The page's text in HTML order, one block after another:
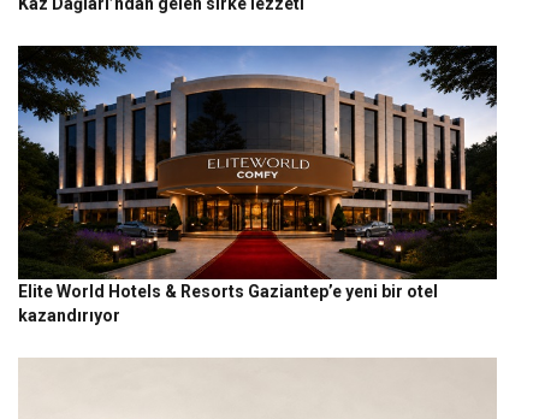
Elite World Hotels & Resorts Gaziantep’e yeni bir otel
kazandırıyor